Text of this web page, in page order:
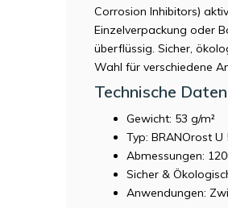
Corrosion Inhibitors)
Einzelverpackung oder
überflüssig. Sicher,
Wahl für verschiedene
Technische Daten
Gewicht: 53 g/m²
Typ: BRANOrost U
Abmessungen:
Sicher &
Anwendungen: